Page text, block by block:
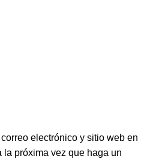
electrónico y sitio web en
la próxima vez que haga un